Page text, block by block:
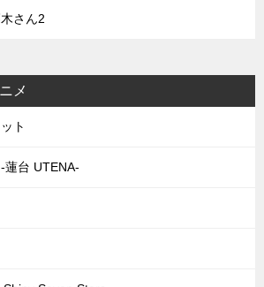
さん2
メ
ト
蓮台 UTENA-